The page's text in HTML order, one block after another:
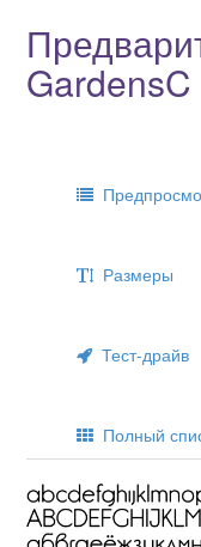
GardensC
Размеры
Тест-драйв
Полный